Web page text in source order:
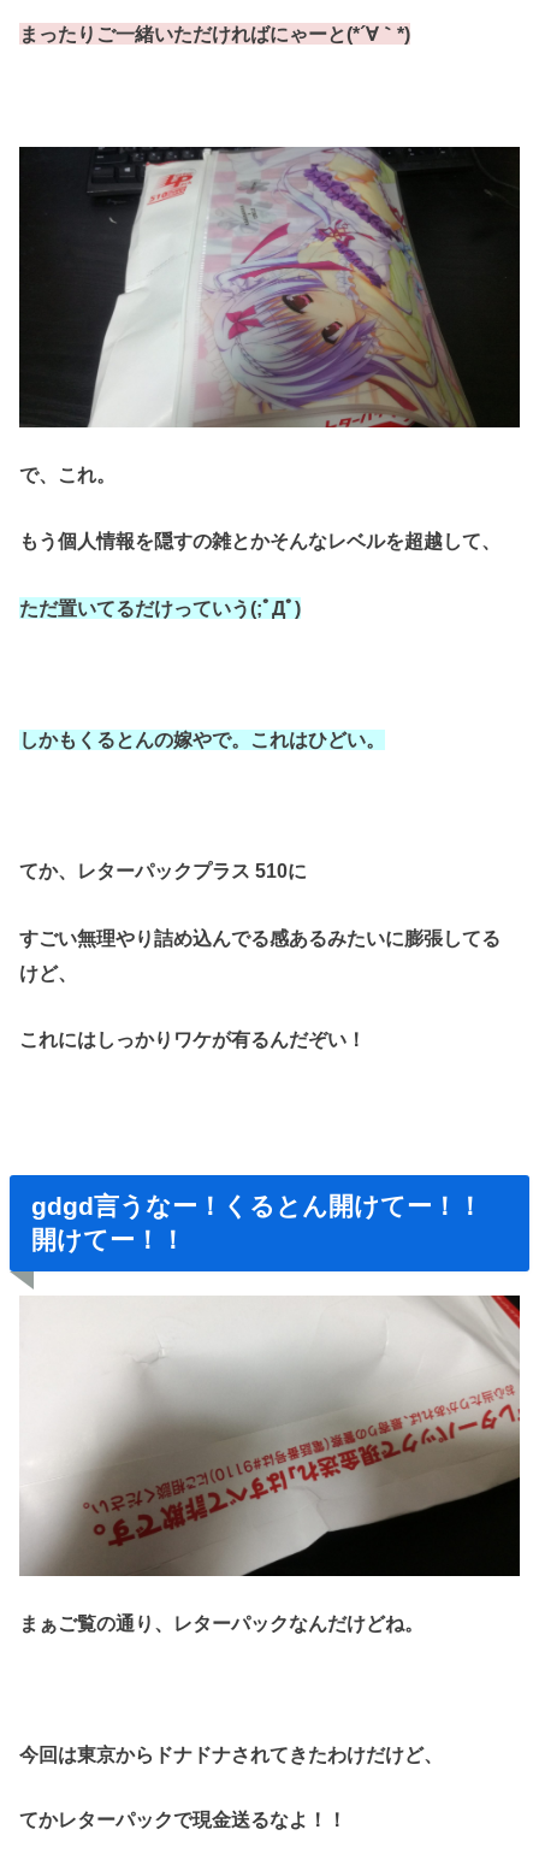
まったりご一緒いただければにゃーと(*´∀｀*)
で、これ。
もう個人情報を隠すの雑とかそんなレベルを超越して、
ただ置いてるだけっていう(;ﾟДﾟ)
しかもくるとんの嫁やで。 これはひどい。
てか、 レターパックプラス 510に
すごい無理やり詰め込んでる感あるみたいに膨張してる
けど、
これにはしっかりワケが有るんだぞい！
gdgd言うなー！くるとん開けてー！！
開けてー！！
まぁご覧の通り、レターパックなんだけどね。
今回は東京からドナドナされてきたわけだけど、
てかレターパックで現金送るなよ！！